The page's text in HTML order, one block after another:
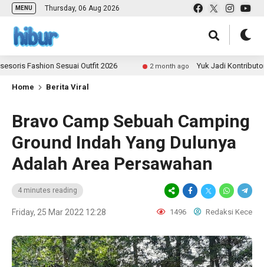
MENU Thursday, 06 Aug 2026
Sesuai Outfit 2026 2 month ago Yuk Jadi Kontributor
Home Berita Viral
Bravo Camp Sebuah Camping
Ground Indah Yang Dulunya
Adalah Area Persawahan
4 minutes reading
Friday, 25 Mar 2022 12:28 1496 Redaksi Kece